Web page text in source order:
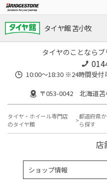
タイヤ館 苫小牧
タイヤのことなら
10:00～18:30 ※24時間受付
〒053-0042 北海道苫
タイヤ・ホイール専門店
のタイヤ館
都道府県か
ら探す
店
ショップ情報